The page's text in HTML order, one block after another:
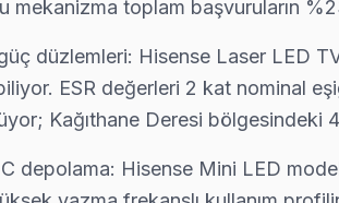
TV arızasında yapmanız
mekanizma toplam başvuruların
düzlemleri: Hisense Laser LED
ESR değerleri 2 kat nominal
Kağıthane Deresi bölgesindeki
depolama: Hisense Mini LED